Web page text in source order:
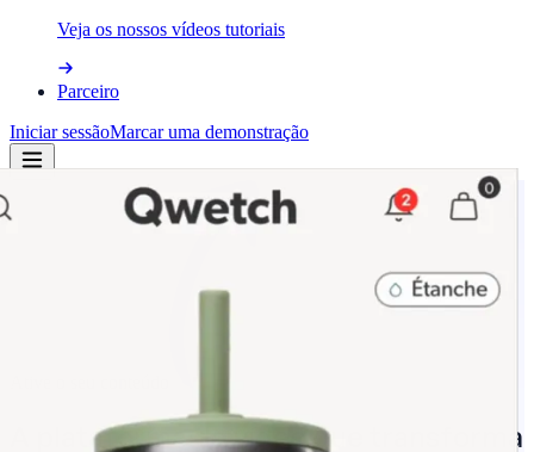
Veja os nossos vídeos tutoriais
Parceiro
Iniciar sessãoMarcar uma demonstração
plataformadevídeoque
transforma